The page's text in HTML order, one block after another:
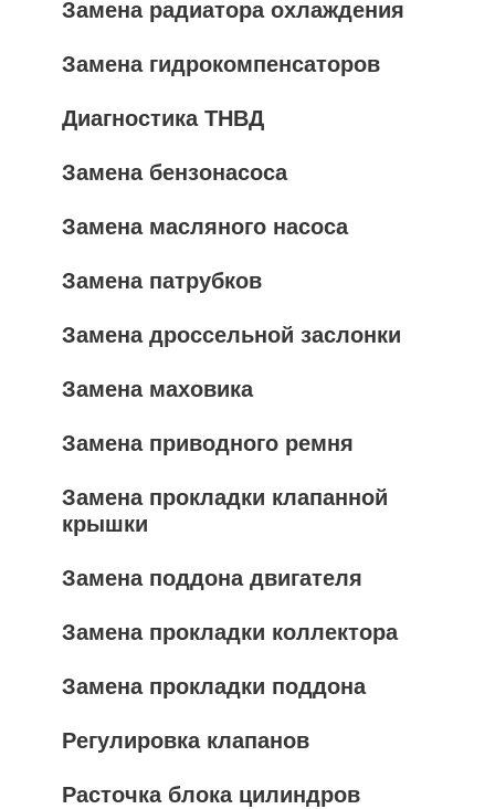
Замена радиатора охлаждения
Замена гидрокомпенсаторов
Диагностика ТНВД
Замена бензонасоса
Замена масляного насоса
Замена патрубков
Замена дроссельной заслонки
Замена маховика
Замена приводного ремня
Замена прокладки клапанной
крышки
Замена поддона двигателя
Замена прокладки коллектора
Замена прокладки поддона
Регулировка клапанов
Расточка блока цилиндров